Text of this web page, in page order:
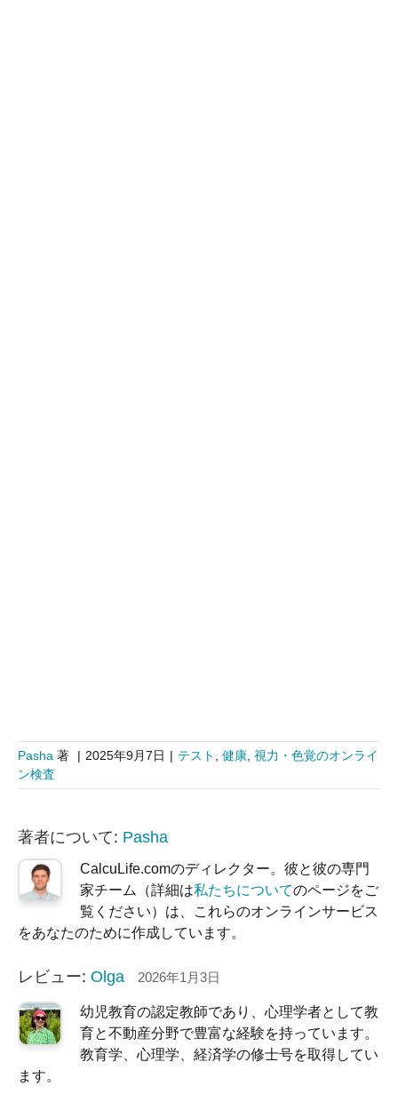
Pasha 著 | 2025年9月7日 | テスト 健康 視力・色覚のオンライ
ン検査
著者について: Pasha
CalcuLife.comのディレクター。彼と彼の専門
家チーム（詳細は私たちについてのページをご
覧ください）は、これらのオンラインサービス
をあなたのために作成しています。
レビュー: Olga 2026年1月3日
幼児教育の認定教師であり、心理学者として教
育と不動産分野で豊富な経験を持っています。
教育学、心理学、経済学の修士号を取得してい
ます。